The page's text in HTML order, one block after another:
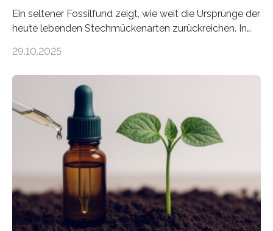
Ein seltener Fossilfund zeigt, wie weit die Ursprünge der
heute lebenden Stechmückenarten zurückreichen. In
Forschende die bisher älteste bekannte Stechmücken-
Region Kachin in Myanmar und hat sich in
ausgezeichnetem Zustand erhalten. Es konnte als neue
Art einer neuen Gattung beschrieben werden und trägt
nun den Namen Cretosabethes primaevus. Dieser erste
fossile Nachweis einer Stechmückenlarve in Bernstein
stellt gleichzeitig den ersten Fossilfund einer
Mückenlarve aus dem Mesozoikum dar, denn…
29.10.2025